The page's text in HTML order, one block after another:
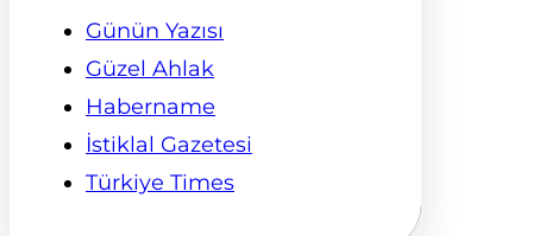
Günün Yazısı
Güzel Ahlak
Habername
İstiklal Gazetesi
Türkiye Times